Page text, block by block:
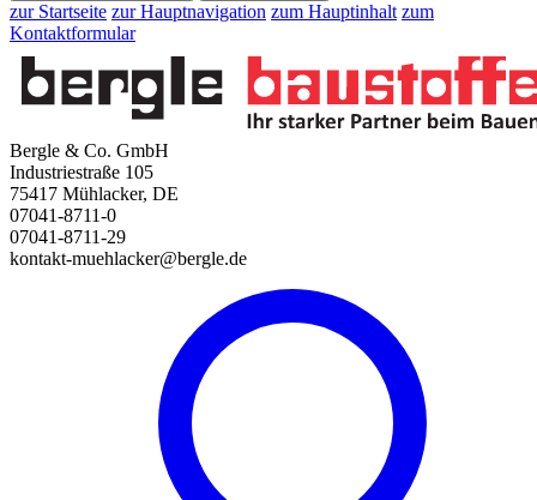
zur Startseite zur Hauptnavigation zum Hauptinhalt zum
Kontaktformular
Bergle & Co. GmbH
Industriestraße 105
75417 Mühlacker, DE
07041-8711-0
07041-8711-29
kontakt-muehlacker@bergle.de